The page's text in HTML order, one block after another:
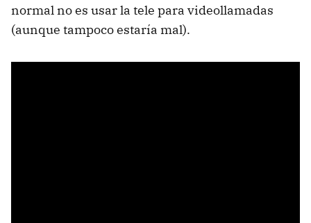
normal no es usar la tele para videollamadas
(aunque tampoco estaría mal).